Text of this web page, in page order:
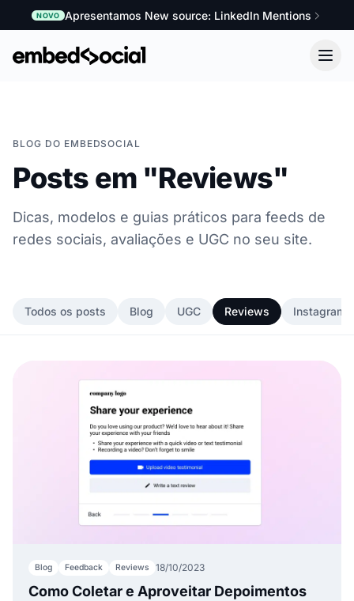
NOVO Apresentamos New source: LinkedIn Mentions
BLOG DO EMBEDSOCIAL
Posts em "Reviews"
Dicas, modelos e guias práticos para feeds de
redes sociais, avaliações e UGC no seu site.
Todos os posts Blog UGC Reviews Instagram
Blog Feedback Reviews 18/10/2023
Como Coletar e Aproveitar Depoimentos